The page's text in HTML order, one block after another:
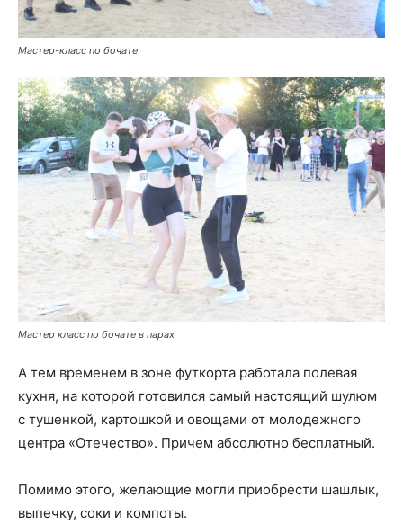
Мастер-класс по бочате
Мастер класс по бочате в парах
А тем временем в зоне футкорта работала полевая
кухня, на которой готовился самый настоящий шулюм
с тушенкой, картошкой и овощами от молодежного
центра «Отечество». Причем абсолютно бесплатный.
Помимо этого, желающие могли приобрести шашлык,
выпечку, соки и компоты.